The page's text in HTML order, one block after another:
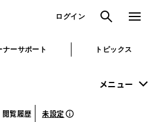
ログイン 検索 メニュ
ナーサポート トピックス
メニュー
閲覧履歴 未設定